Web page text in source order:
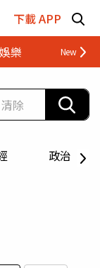
下載 APP
娛樂 財經
除
政治